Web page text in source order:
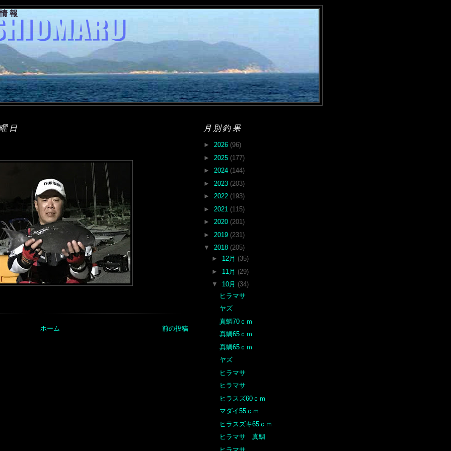
報
日
前の投稿
ホーム
月別釣果
► 2026 (96)
► 2025 (177)
► 2024 (144)
► 2023 (203)
► 2022 (193)
► 2021 (115)
► 2020 (201)
► 2019 (231)
▼ 2018 (205)
► 12月 (35)
► 11月 (29)
▼ 10月 (34)
ヒラマサ
ヤズ
真鯛70ｃｍ
真鯛65ｃｍ
真鯛65ｃｍ
ヤズ
ヒラマサ
ヒラマサ
ヒラスズ60ｃｍ
マダイ55ｃｍ
ヒラスズキ65ｃｍ
ヒラマサ 真鯛
ヒラマサ